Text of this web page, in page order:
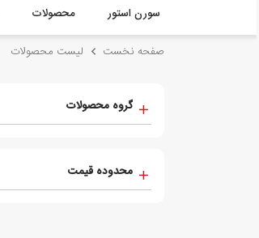
سورن استور محصولات
صفحه نخست لیست محصولات
گروه محصولات
محدوده قیمت